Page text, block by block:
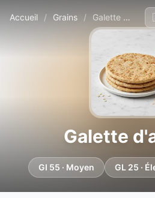
Accueil / Grains / Galette d'avoine
Galette
GI 55 · Moyen GL 25 ·